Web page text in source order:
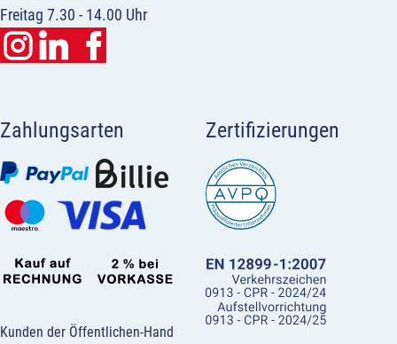
Freitag 7.30 - 14.00 Uhr
Zahlungsarten
Kunden der Öffentlichen-Hand
Zertifizierungen